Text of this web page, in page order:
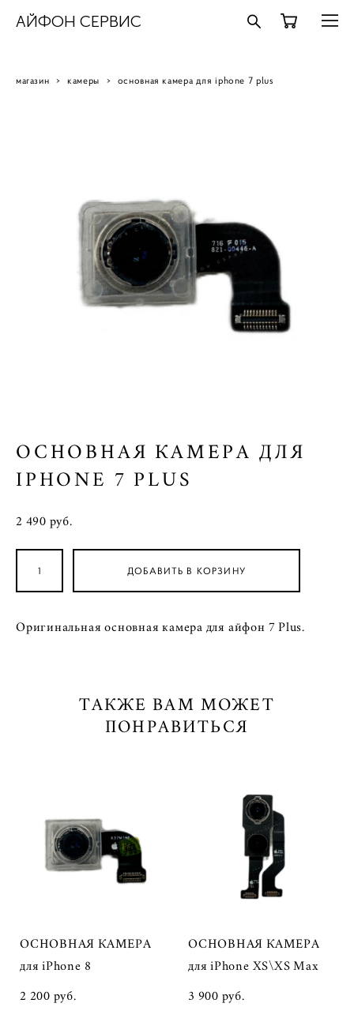
АЙФОН СЕРВИС
магазин > камеры > основная камера для iphone 7 plus
ОСНОВНАЯ КАМЕРА ДЛЯ
IPHONE 7 PLUS
2 490 pуб.
ДОБАВИТЬ В КОРЗИНУ
Оригинальная основная камера для айфон 7 Plus.
ТАКЖЕ ВАМ МОЖЕТ
ПОНРАВИТЬСЯ
ОСНОВНАЯ КАМЕРА
для iPhone 8
2 200 pуб.
ОСНОВНАЯ КАМЕРА
для iPhone XS\XS Max
3 900 pуб.